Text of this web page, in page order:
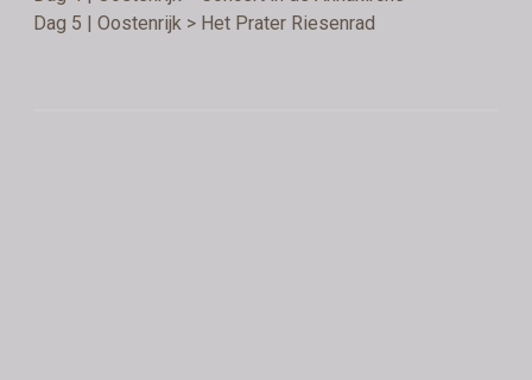
Dag 5 | Oostenrijk > Het Prater Riesenrad